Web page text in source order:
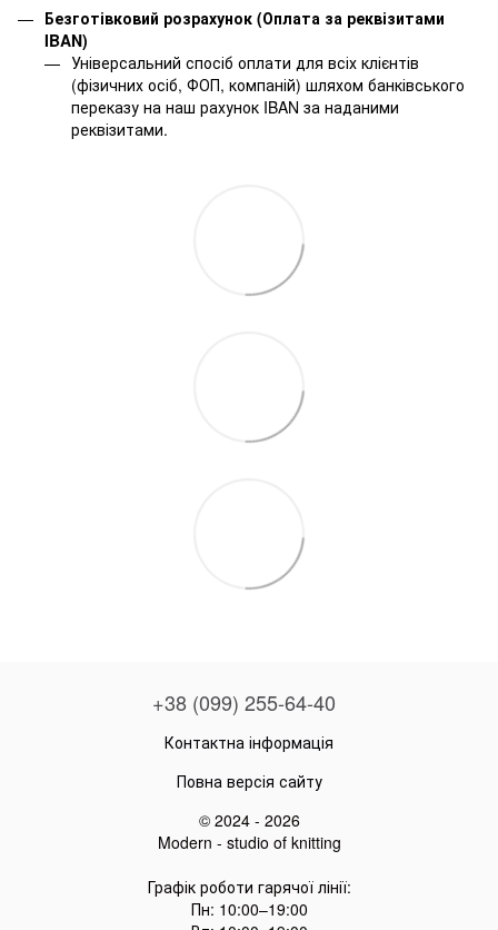
Безготівковий розрахунок (Оплата за реквізитами
IBAN)
Універсальний спосіб оплати для всіх клієнтів
(фізичних осіб, ФОП, компаній) шляхом банківського
переказу на наш рахунок IBAN за наданими
реквізитами.
+38 (099) 255-64-40
Контактна інформація
Повна версія сайту
© 2024 - 2026
Modern - studio of knitting
Графік роботи гарячої лінії:
Пн: 10:00–19:00